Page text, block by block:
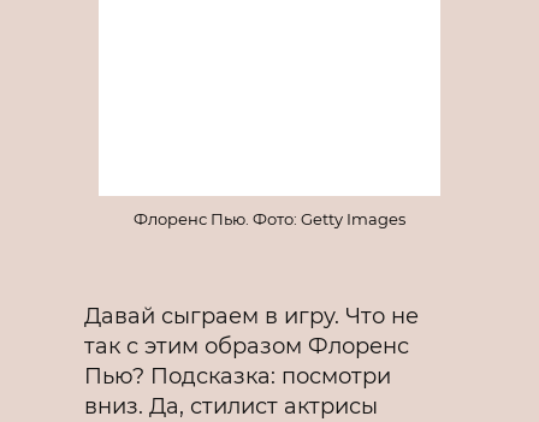
Флоренс Пью. Фото: Getty Images
Давай сыграем в игру. Что не
так с этим образом Флоренс
Пью? Подсказка: посмотри
вниз. Да, стилист актрисы